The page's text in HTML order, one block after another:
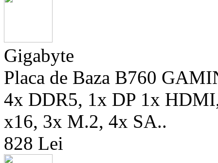
Gigabyte
Placa de Baza B760
4x DDR5, 1x DP 1x
x16, 3x M.2, 4x SA..
828 Lei